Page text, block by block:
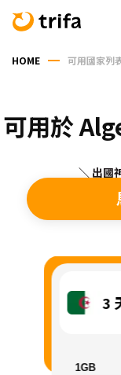
HOME 可用國家列
可用於
＼ 出國
3
1GB